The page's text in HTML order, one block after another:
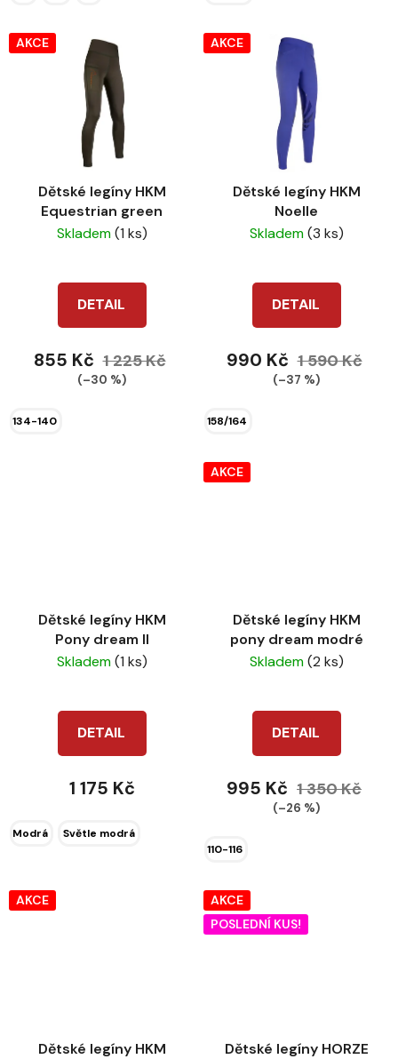
AKCE
Dětské legíny HKM
Equestrian green
Skladem(1 ks)
DETAIL
855 Kč 1 225 Kč
(–30 %)
134-140
AKCE
Dětské legíny HKM
Noelle
Skladem(3 ks)
DETAIL
990 Kč 1 590 Kč
(–37 %)
158/164
Dětské legíny HKM
Pony dream II
Skladem(1 ks)
DETAIL
1 175 Kč
Modrá Světle modrá
AKCE
Dětské legíny HKM
pony dream modré
Skladem(2 ks)
DETAIL
995 Kč 1 350 Kč
(–26 %)
110-116
AKCE
Dětské legíny HKM
AKCE
POSLEDNÍ KUS!
Dětské legíny HORZE